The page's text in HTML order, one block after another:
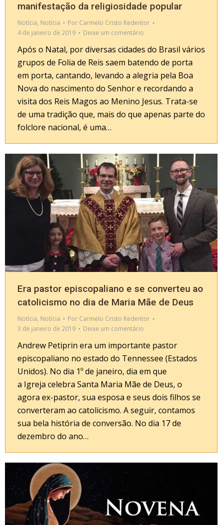
manifestação da religiosidade popular
Notícia, Notícia Por Carmelo Cristo Redentor
4 de janeiro de 2019
Deixe um comentário
Após o Natal, por diversas cidades do Brasil vários
grupos de Folia de Reis saem batendo de porta
em porta, cantando, levando a alegria pela Boa
Nova do nascimento do Senhor e recordando a
visita dos Reis Magos ao Menino Jesus. Trata-se
de uma tradição que, mais do que apenas parte do
folclore nacional, é uma…
Era pastor episcopaliano e se converteu ao
catolicismo no dia de Maria Mãe de Deus
Notícia, Notícia Por Carmelo Cristo Redentor
3 de janeiro de 2019
Deixe um comentário
Andrew Petiprin era um importante pastor
episcopaliano no estado do Tennessee (Estados
Unidos). No dia 1º de janeiro, dia em que
a Igreja celebra Santa Maria Mãe de Deus, o
agora ex-pastor, sua esposa e seus dois filhos se
converteram ao catolicismo. A seguir, contamos
sua bela história de conversão. No dia 17 de
dezembro do ano…